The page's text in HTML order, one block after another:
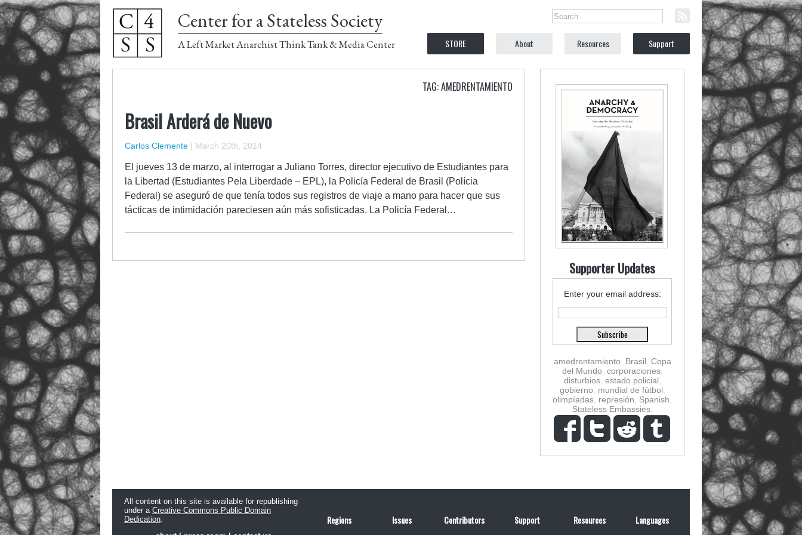
Center for a Stateless Society
A Left Market Anarchist Think Tank & Media Center STORE About Resources Support
TAG: AMEDRENTAMIENTO
Brasil Arderá de Nuevo
Carlos Clemente | March 20th, 2014
El jueves 13 de marzo, al interrogar a Juliano Torres, director ejecutivo de Estudiantes para
la Libertad (Estudiantes Pela Liberdade – EPL), la Policía Federal de Brasil (Polícia
Federal) se aseguró de que tenía todos sus registros de viaje a mano para hacer que sus
tácticas de intimidación pareciesen aún más sofisticadas. La Policía Federal…
Supporter Updates
Enter your email address:
amedrentamiento Brasil Copa
del Mundo corporaciones,
disturbios, estado policial
gobierno
mundial de fútbol
olimpíadas represión Spanish
Stateless Embassies,
All content on this site is available for republishing
under a Creative Commons Public Domain
Dedication.
Regions Issues Contributors Support Resources Languages